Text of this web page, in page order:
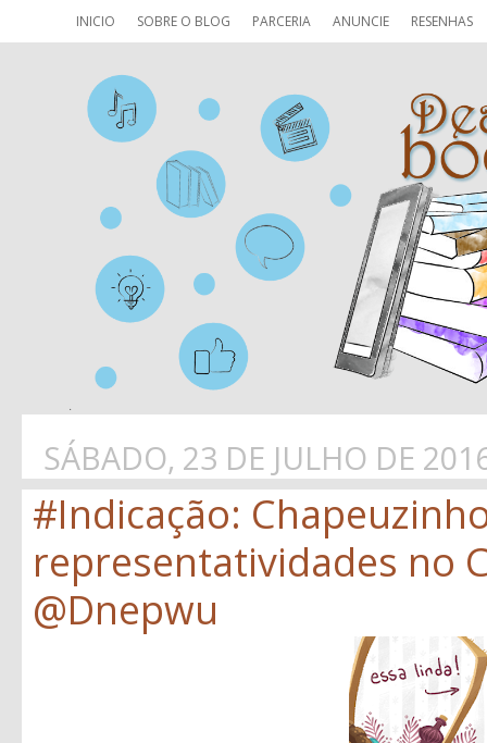
INICIO SOBRE O BLOG PARCERIA ANUNCIE RESENHAS
SÁBADO, 23 DE JULHO DE
#Indicação:
representatividades no
@Dnepwu